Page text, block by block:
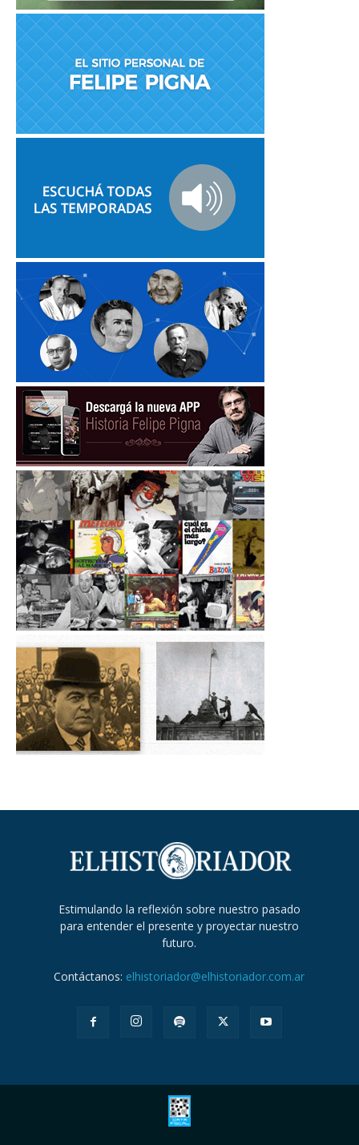
Estimulando la reflexión sobre nuestro pasado
para entender el presente y proyectar nuestro
futuro.
Contáctanos: elhistoriador@elhistoriador.com.ar